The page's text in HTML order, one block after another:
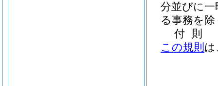
分並びに
る事務を除
付 則
この規則 は